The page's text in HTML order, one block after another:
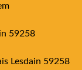
59258
Lesdain 59258